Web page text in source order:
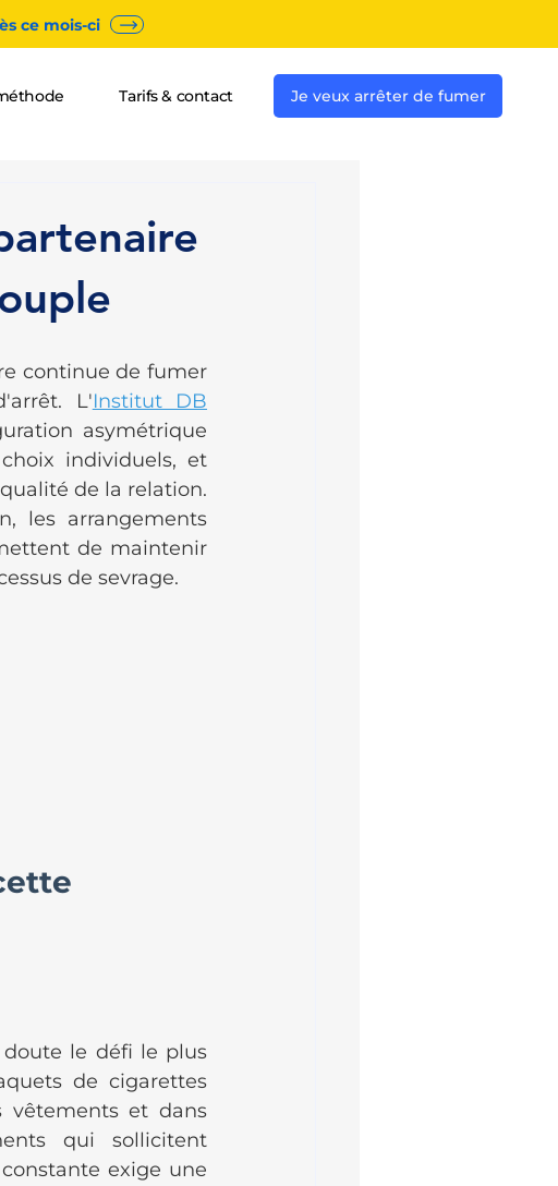
ce mois-ci
Tarifs & contact Je veux arrêter de fumer
continue de fumer
L'Institut DB
asymétrique
individuels, et
de la relation.
les arrangements
de maintenir
de sevrage.
le défi le plus
de cigarettes
vêtements et dans
qui sollicitent
exige une